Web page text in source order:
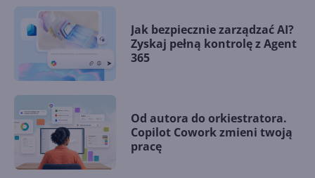
Jak bezpiecznie zarządzać AI?
Zyskaj pełną kontrolę z Agent
365
Od autora do orkiestratora.
Copilot Cowork zmieni twoją
pracę